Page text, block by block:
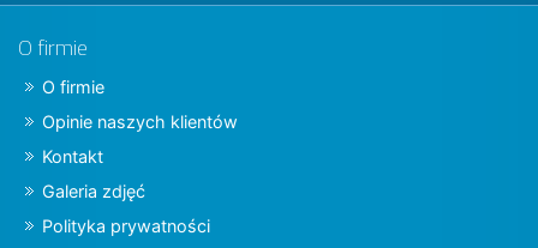
O firmie
O firmie
Opinie naszych klientów
Kontakt
Galeria zdjęć
Polityka prywatności